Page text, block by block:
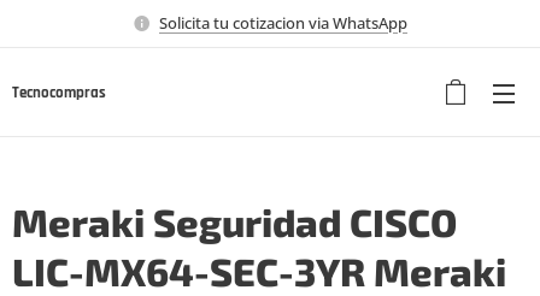
Solicita tu cotizacion via WhatsApp
Tecnocompras
Meraki Seguridad CISCO
LIC-MX64-SEC-3YR Meraki